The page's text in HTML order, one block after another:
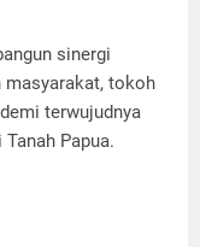
sinergi
masyarakat, tokoh
terwujudnya
Papua.